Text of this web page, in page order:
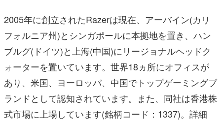
2005年に創立されたRazerは現在、アーバイン(カリ
フォルニア州)とシンガポールに本拠地を置き、ハン
ブルグ(ドイツ)と上海(中国)にリージョナルヘッドク
ォーターを置いています。世界18ヵ所にオフィスが
あり、米国、ヨーロッパ、中国でトップゲーミングブ
ランドとして認知されています。また、同社は香港株
式市場に上場しています(銘柄コード：1337)。詳細